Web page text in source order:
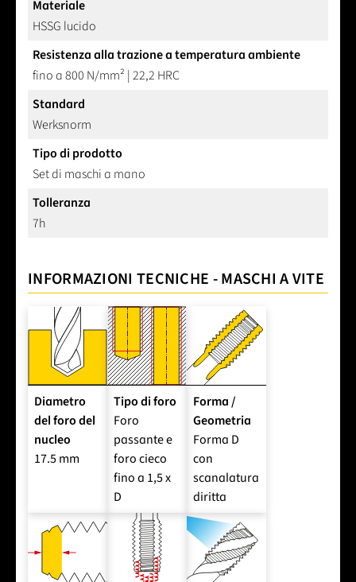
Materiale
HSSG lucido
Resistenza alla trazione a temperatura ambiente
fino a 800 N/mm² | 22,2 HRC
Standard
Werksnorm
Tipo di prodotto
Set di maschi a mano
Tolleranza
7h
INFORMAZIONI TECNICHE - MASCHI A VITE
Diametro
del foro del
nucleo
17.5 mm
Tipo di foro
Foro
passante e
foro cieco
fino a 1,5 x
D
Forma /
Geometria
Forma D
con
scanalatura
diritta